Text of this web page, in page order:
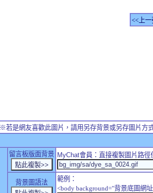
<<上一
※若是網友喜歡此圖片，請用另存背景或另存圖片方
留言板版面背景 MyChat會員：直接複製圖片路
背景圖語法
範例：
<body background="背景底圖網